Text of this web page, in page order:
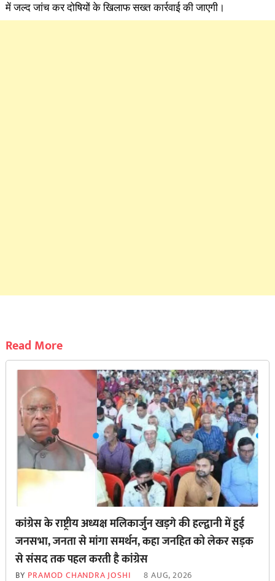
में जल्द जांच कर दोषियों के खिलाफ सख्त कार्रवाई की जाएगी।
Read More
कांग्रेस के राष्ट्रीय अध्यक्ष मलिकार्जुन खड़गे की हल्द्वानी में हुई
जनसभा, जनता से मांगा समर्थन, कहा जनहित को लेकर सड़क
से ‌संसद तक पहल करती है कांग्रेस
BY PRAMOD CHANDRA JOSHI 8 AUG, 2026